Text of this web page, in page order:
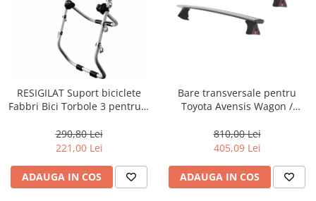
RESIGILAT Suport biciclete
Fabbri Bici Torbole 3 pentru 3
haion/portbagaj
290,80 Lei
221,00 Lei
ADAUGA IN COS
Bare transversale pentru
Toyota Avensis Wagon /
3/restyling (T270), model 2009
- 2018, Fabbri Viva 12 ALU,
fixe, aluminiu, argintiu
810,00 Lei
405,09 Lei
ADAUGA IN COS